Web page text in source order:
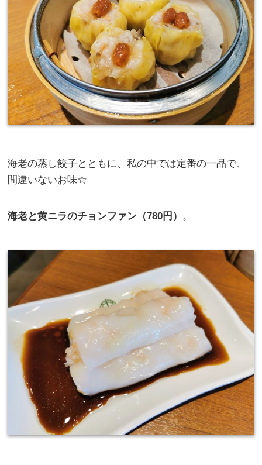
海老の蒸し餃子とともに、私の中では定番の一品で、
間違いないお味☆
海老と黄ニラのチョンファン（780円） 。